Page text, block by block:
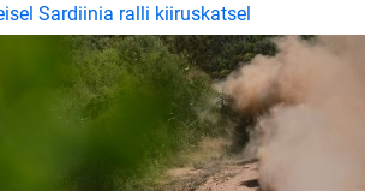
Sardiinia ralli kiiruskatsel